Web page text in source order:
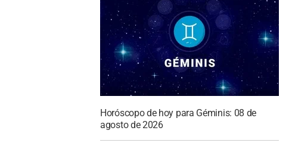
Horóscopo de hoy para Géminis: 08 de
agosto de 2026